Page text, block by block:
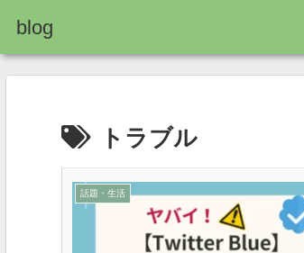
blog
トラブル
話題・生活